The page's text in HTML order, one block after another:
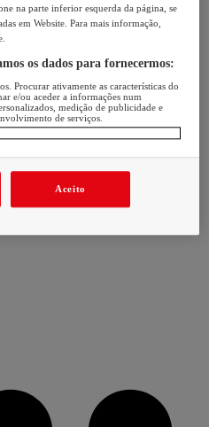
na parte inferior esquerda da página, se
em Website. Para mais informação,
os dados para fornecermos:
Procurar ativamente as características do
e/ou aceder a informações num
medição de publicidade e
de serviços.
Aceito